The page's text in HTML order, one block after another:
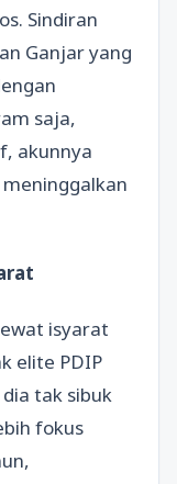
Sindiran
Ganjar yang
saja,
akunnya
isyarat
elite PDIP
tak sibuk
fokus